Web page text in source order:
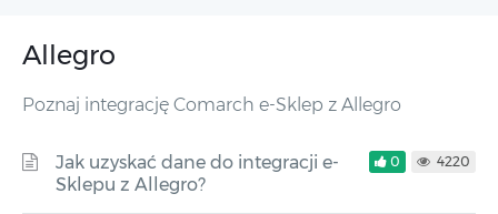
Allegro
Poznaj integrację Comarch e-Sklep z Allegro
Jak uzyskać dane do integracji e-
Sklepu z Allegro?
0 4220